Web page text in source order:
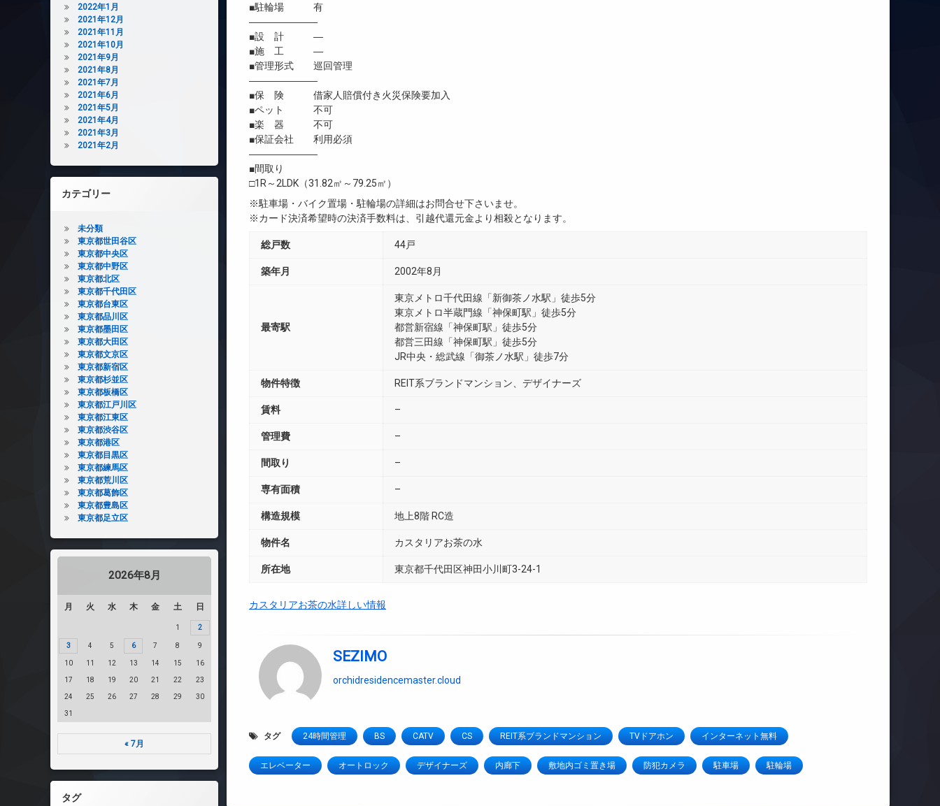
■駐輪場 有
―――――――
■設 計 ―
■施 工 ―
■管理形式 巡回管理
―――――――
■保 険 借家人賠償付き火災保険要加入
■ペット 不可
■楽 器 不可
■保証会社 利用必須
―――――――
■間取り
□1R～2LDK（31.82㎡～79.25㎡）
※駐車場・バイク置場・駐輪場の詳細はお問合せ下さいませ。
※カード決済希望時の決済手数料は、引越代還元金より相殺となります。
総戸数 44戸
築年月 2002年8月
最寄駅
東京メトロ千代田線「新御茶ノ水駅」徒歩5分
東京メトロ半蔵門線「神保町駅」徒歩5分
都営新宿線「神保町駅」徒歩5分
都営三田線「神保町駅」徒歩5分
JR中央・総武線「御茶ノ水駅」徒歩7分
物件特徴 REIT系ブランドマンション、デザイナーズ
賃料 –
管理費 –
間取り –
専有面積 –
構造規模 地上8階 RC造
物件名 カスタリアお茶の水
所在地 東京都千代田区神田小川町3-24-1
カスタリアお茶の水詳しい情報
SEZIMO
orchidresidencemaster.cloud
タグ 24時間管理 BS CATV CS REIT系ブランドマンション TVドアホン インターネット無料
エレベーター オートロック デザイナーズ 内廊下 敷地内ゴミ置き場 防犯カメラ 駐車場 駐輪場
2022年1月
2021年12月
2021年11月
2021年10月
2021年9月
2021年8月
2021年7月
2021年6月
2021年5月
2021年4月
2021年3月
2021年2月
カテゴリー
未分類
東京都世田谷区
東京都中央区
東京都中野区
東京都北区
東京都千代田区
東京都台東区
東京都品川区
東京都墨田区
東京都大田区
東京都文京区
東京都新宿区
東京都杉並区
東京都板橋区
東京都江戸川区
東京都江東区
東京都渋谷区
東京都港区
東京都目黒区
東京都練馬区
東京都荒川区
東京都葛飾区
東京都豊島区
東京都足立区
2026年8月
月 火 水 木 金 土 日
1 2
3 4 5 6 7 8 9
10 11 12 13 14 15 16
17 18 19 20 21 22 23
24 25 26 27 28 29 30
31
« 7月
タグ